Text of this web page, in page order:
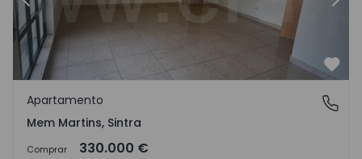
Anterior
Mem Martins, Sintra
Apartamento
Mem Martins, Sintra
Comprar 330.000 €